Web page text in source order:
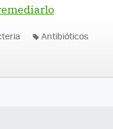
Antibióticos